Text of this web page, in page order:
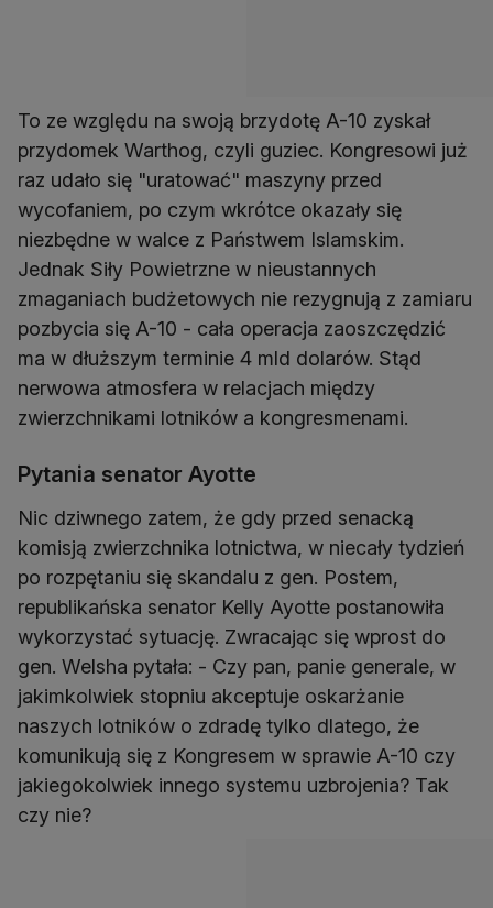
To ze względu na swoją brzydotę A-10 zyskał
przydomek Warthog, czyli guziec. Kongresowi już
raz udało się "uratować" maszyny przed
wycofaniem, po czym wkrótce okazały się
niezbędne w walce z Państwem Islamskim.
Jednak Siły Powietrzne w nieustannych
zmaganiach budżetowych nie rezygnują z zamiaru
pozbycia się A-10 - cała operacja zaoszczędzić
ma w dłuższym terminie 4 mld dolarów. Stąd
nerwowa atmosfera w relacjach między
zwierzchnikami lotników a kongresmenami.
Pytania senator Ayotte
Nic dziwnego zatem, że gdy przed senacką
komisją zwierzchnika lotnictwa, w niecały tydzień
po rozpętaniu się skandalu z gen. Postem,
republikańska senator Kelly Ayotte postanowiła
wykorzystać sytuację. Zwracając się wprost do
gen. Welsha pytała: - Czy pan, panie generale, w
jakimkolwiek stopniu akceptuje oskarżanie
naszych lotników o zdradę tylko dlatego, że
komunikują się z Kongresem w sprawie A-10 czy
jakiegokolwiek innego systemu uzbrojenia? Tak
czy nie?